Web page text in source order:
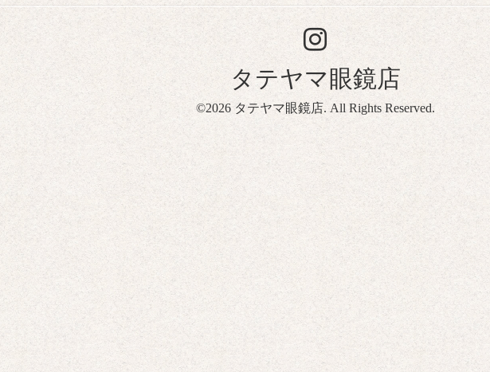
タテヤマ眼鏡店
©2026 タテヤマ眼鏡店. All Rights Reserved.